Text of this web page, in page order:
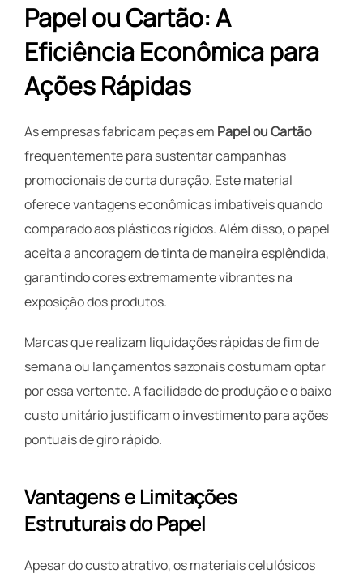
Papel ou Cartão: A
Eficiência Econômica para
Ações Rápidas
As empresas fabricam peças em Papel ou Cartão
frequentemente para sustentar campanhas
promocionais de curta duração. Este material
oferece vantagens econômicas imbatíveis quando
comparado aos plásticos rígidos. Além disso, o papel
aceita a ancoragem de tinta de maneira esplêndida,
garantindo cores extremamente vibrantes na
exposição dos produtos.
Marcas que realizam liquidações rápidas de fim de
semana ou lançamentos sazonais costumam optar
por essa vertente. A facilidade de produção e o baixo
custo unitário justificam o investimento para ações
pontuais de giro rápido.
Vantagens e Limitações
Estruturais do Papel
Apesar do custo atrativo, os materiais celulósicos